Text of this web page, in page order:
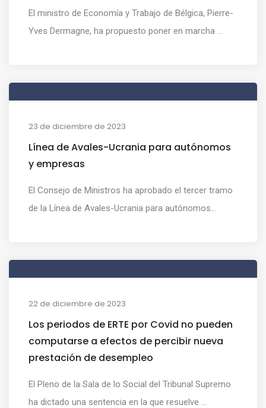
El ministro de Economía y Trabajo de Bélgica, Pierre-
Yves Dermagne, ha propuesto poner en marcha ...
23 de diciembre de 2023
Línea de Avales-Ucrania para autónomos
y empresas
El Consejo de Ministros ha aprobado el tercer tramo
de la Línea de Avales-Ucrania para autónomos...
22 de diciembre de 2023
Los periodos de ERTE por Covid no pueden
computarse a efectos de percibir nueva
prestación de desempleo
El Pleno de la Sala de lo Social del Tribunal Supremo
ha dictado una sentencia en la que resuelve ...